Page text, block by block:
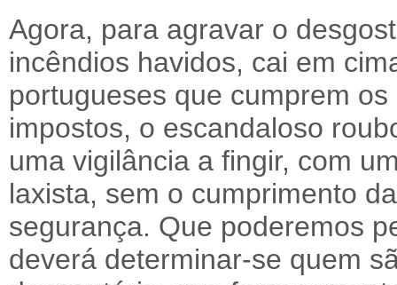
Agora, para agravar o
incêndios havidos, cai em
portugueses que cumprem
impostos, o escandaloso
uma vigilância a fingir, com
laxista, sem o cumprimento
segurança. Que poderemos
deverá determinar-se quem